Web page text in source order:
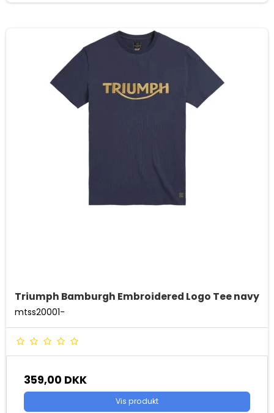
Triumph Bamburgh Embroidered Logo Tee navy
mtss20001-
359,00 DKK
Vis produkt